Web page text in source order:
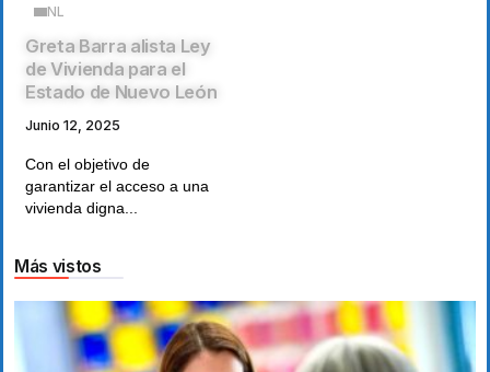
NL
Greta Barra alista Ley
de Vivienda para el
Estado de Nuevo León
Junio 12, 2025
Con el objetivo de
garantizar el acceso a una
vivienda digna...
Más vistos